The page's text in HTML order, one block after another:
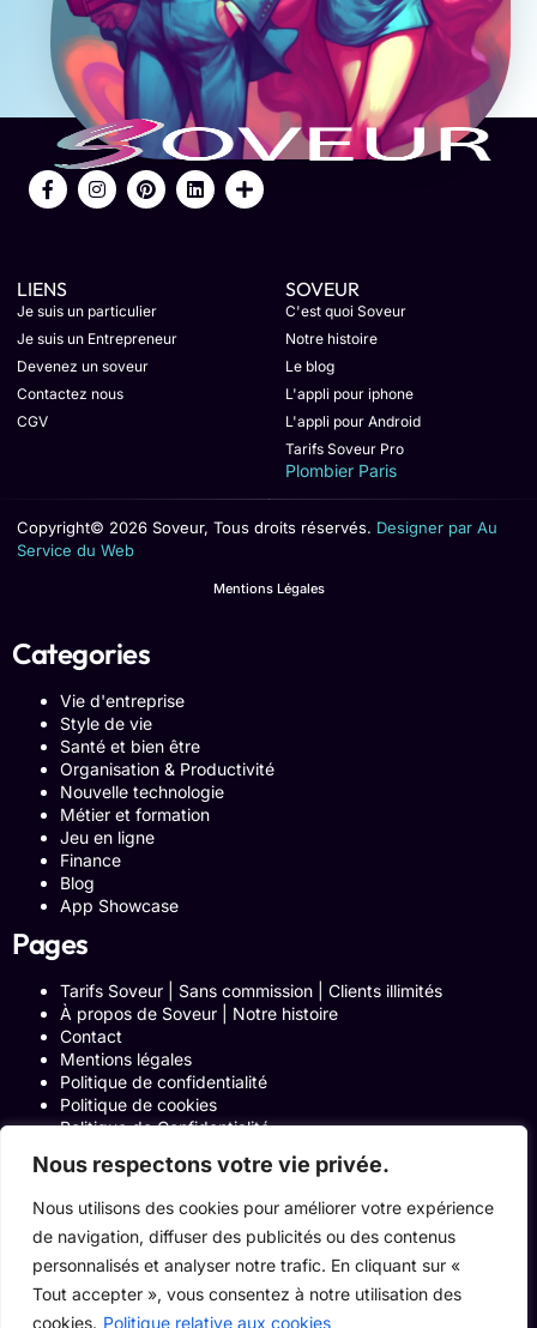
Nous respectons votre vie privée.
Nous utilisons des cookies pour améliorer votre expérience
de navigation, diffuser des publicités ou des contenus
personnalisés et analyser notre trafic. En cliquant sur «
Tout accepter », vous consentez à notre utilisation des
cookies. Politique relative aux cookies
LIENS
Je suis un particulier
Je suis un Entrepreneur
Devenez un soveur
Contactez nous
CGV
SOVEUR
C'est quoi Soveur
Notre histoire
Le blog
L'appli pour iphone
L'appli pour Android
Tarifs Soveur Pro
Plombier Paris
Copyright© 2026 Soveur, Tous droits réservés. Designer par Au
Service du Web
Mentions Légales
Categories
Vie d'entreprise
Style de vie
Santé et bien être
Organisation & Productivité
Nouvelle technologie
Métier et formation
Jeu en ligne
Finance
Blog
App Showcase
Pages
Tarifs Soveur | Sans commission | Clients illimités
À propos de Soveur | Notre histoire
Contact
Mentions légales
Politique de confidentialité
Politique de cookies
Politique de Confidentialité
Blog
Programme Affiliation
Conditions générales d’utilisation
ACCUEIL
Onglets Zone Affilié
Le Blog